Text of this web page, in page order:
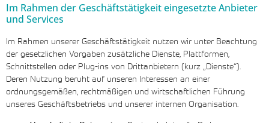
Im Rahmen der Geschäftstätigkeit eingesetzte Anbieter
und Services
Im Rahmen unserer Geschäftstätigkeit nutzen wir unter Beachtung
der gesetzlichen Vorgaben zusätzliche Dienste, Plattformen,
Schnittstellen oder Plug-ins von Drittanbietern (kurz „Dienste“).
Deren Nutzung beruht auf unseren Interessen an einer
ordnungsgemäßen, rechtmäßigen und wirtschaftlichen Führung
unseres Geschäftsbetriebs und unserer internen Organisation.